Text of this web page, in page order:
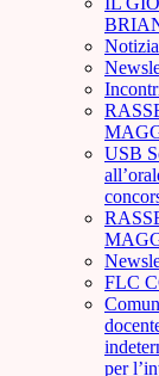
USB
FLC
per